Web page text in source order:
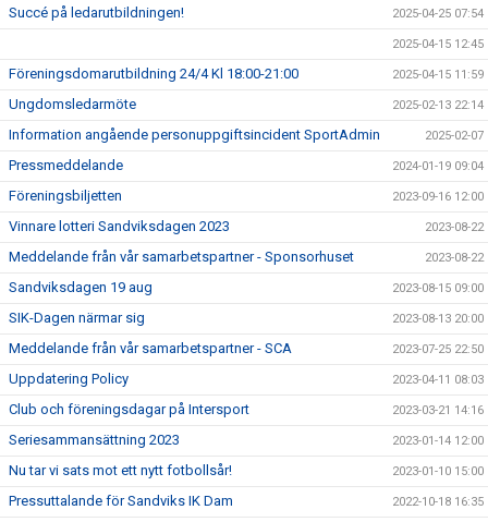
KONTAKT
Succé på ledarutbildningen! 2025-04-25 07:54
2025-04-15 12:45
Föreningsdomarutbildning 24/4 Kl 18:00-21:00 2025-04-15 11:59
Ungdomsledarmöte 2025-02-13 22:14
Information angående personuppgiftsincident SportAdmin 2025-02-07
Pressmeddelande 2024-01-19 09:04
Föreningsbiljetten 2023-09-16 12:00
Vinnare lotteri Sandviksdagen 2023 2023-08-22
Meddelande från vår samarbetspartner - Sponsorhuset 2023-08-22
Sandviksdagen 19 aug 2023-08-15 09:00
SIK-Dagen närmar sig 2023-08-13 20:00
Meddelande från vår samarbetspartner - SCA 2023-07-25 22:50
Uppdatering Policy 2023-04-11 08:03
Club och föreningsdagar på Intersport 2023-03-21 14:16
Seriesammansättning 2023 2023-01-14 12:00
Nu tar vi sats mot ett nytt fotbollsår! 2023-01-10 15:00
Pressuttalande för Sandviks IK Dam 2022-10-18 16:35